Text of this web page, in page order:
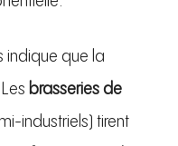
indique que la
brasseries de
industriels) tirent